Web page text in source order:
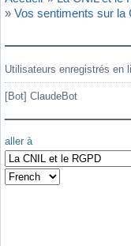
» Vos sentiments sur la
Utilisateurs enregistrés en
[Bot] ClaudeBot
aller à